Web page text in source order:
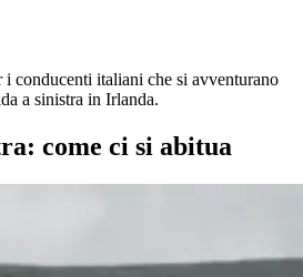
i conducenti italiani che si avventurano
a sinistra in Irlanda.
come ci si abitua